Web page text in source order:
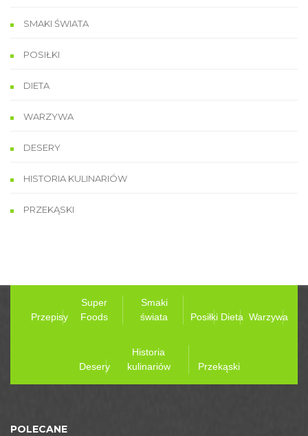
SMAKI ŚWIATA
POSIŁKI
DIETA
WARZYWA
DESERY
HISTORIA KULINARIÓW
PRZEKĄSKI
Przepisy
Super
Foods
Smaki
świata
Posiłki Dieta Warzywa
Desery
Historia
kulinariów
Przekąski
POLECANE